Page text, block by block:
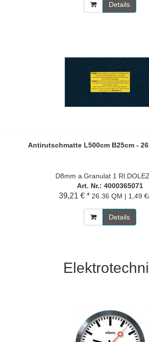
Details
Antirutschmatte L500cm B25cm -
D8mm a.Granulat 1
Art. Nr.: 4000365071
39,21 € * 26.36 QM | 1,49
Details